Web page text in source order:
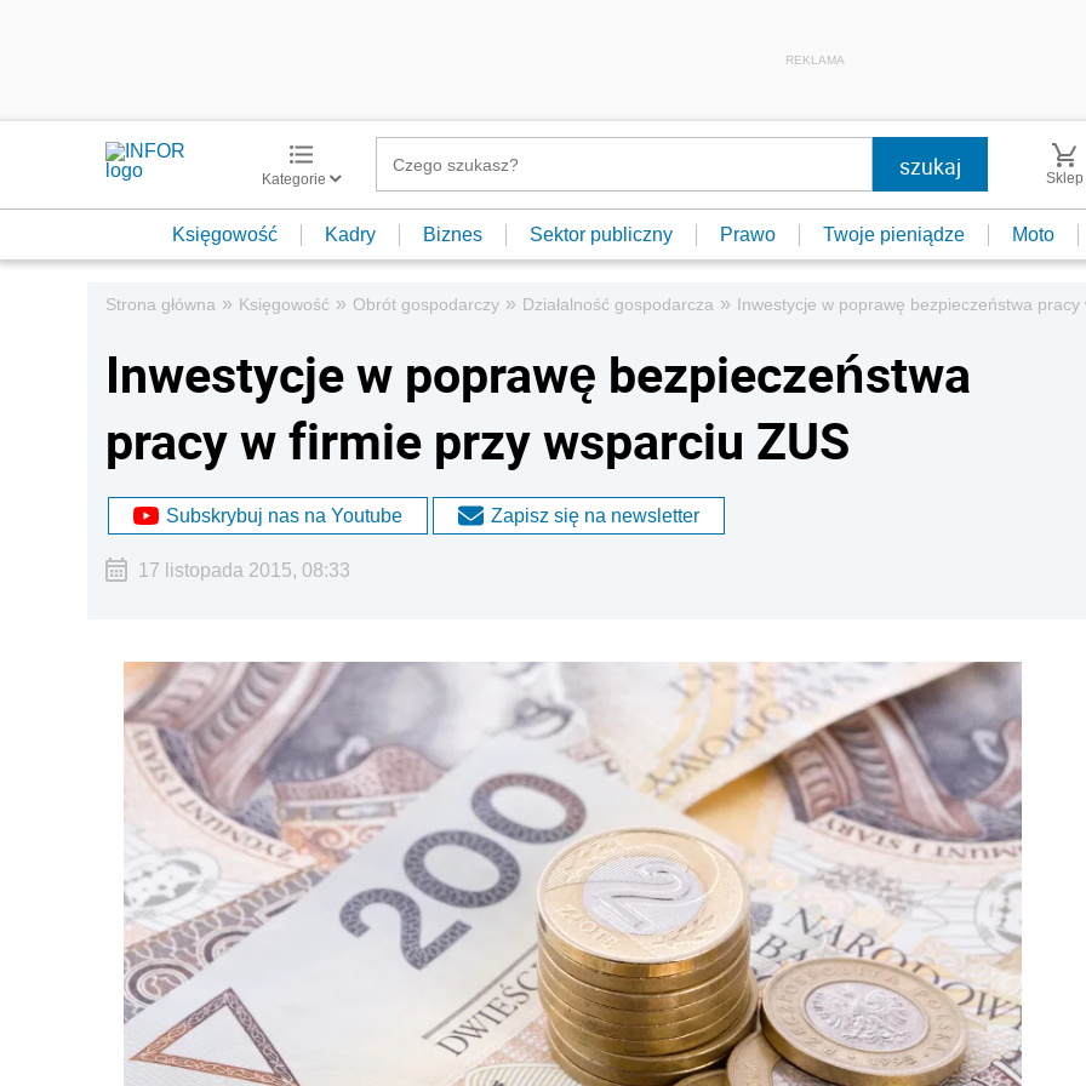
REKLAMA
Kategorie Sklep
Księgowość Kadry Biznes Sektor publiczny Prawo Twoje pieniądze Moto
Strona główna » Księgowość » Obrót gospodarczy » Działalność gospodarcza » Inwestycje w poprawę bezpieczeństwa
Inwestycje w poprawę bezpieczeństwa
pracy w firmie przy wsparciu ZUS
Subskrybuj nas na Youtube Zapisz się na newsletter
17 listopada 2015, 08:33